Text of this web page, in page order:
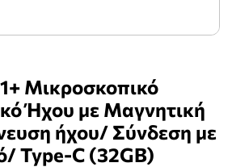
Μικροσκοπικό
Ήχου με Μαγνητική
ήχου/ Σύνδεση με
Type-C (32GB)